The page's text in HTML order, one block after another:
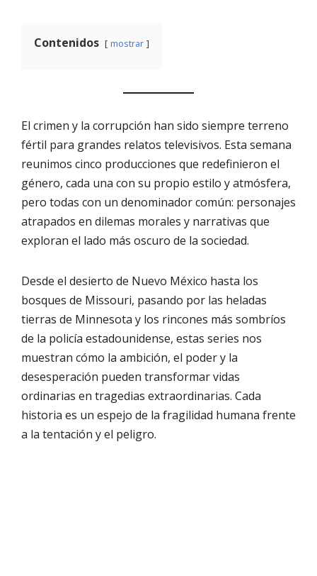
Contenidos mostrar
El crimen y la corrupción han sido siempre terreno
fértil para grandes relatos televisivos. Esta semana
reunimos cinco producciones que redefinieron el
género, cada una con su propio estilo y atmósfera,
pero todas con un denominador común: personajes
atrapados en dilemas morales y narrativas que
exploran el lado más oscuro de la sociedad.
Desde el desierto de Nuevo México hasta los
bosques de Missouri, pasando por las heladas
tierras de Minnesota y los rincones más sombríos
de la policía estadounidense, estas series nos
muestran cómo la ambición, el poder y la
desesperación pueden transformar vidas
ordinarias en tragedias extraordinarias. Cada
historia es un espejo de la fragilidad humana frente
a la tentación y el peligro.